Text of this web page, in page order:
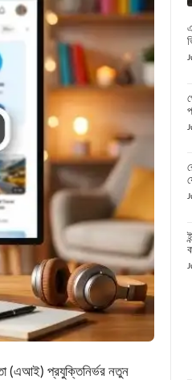
(এআই) প্রযুক্তিনির্ভর নতুন